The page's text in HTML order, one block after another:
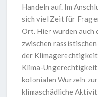
Handeln auf. Im
sich viel Zeit für
Ort. Hier wurden auch
zwischen
der Klimagerechtigkeit
Klima-Ungerechtigkeit
kolonialen Wurzeln
klimaschädliche